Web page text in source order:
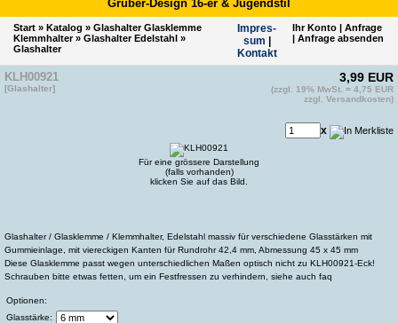
Gruber-Design 16-er & Jugendstil
Start » Katalog » Glashalter Glasklemme
Klemmhalter» Glashalter Edelstahl »
Glashalter
Impres­
sum
Kontakt
Ihr Konto| Anfrage
| Anfrage absenden
KLH00921
[Glashalter]
3,99 EUR
(zzgl. 19% MwSt. = 4,75 EUR
zzgl. Versandkosten)
x
Für eine grössere Darstellung
(falls vorhanden)
klicken Sie auf das Bild.
Glashalter / Glasklemme / Klemmhalter, Edelstahl massiv für verschiedene Glasstärken mit
Gummieinlage, mit viereckigen Kanten für Rundrohr 42,4 mm, Abmessung 45 x 45 mm
Diese Glasklemme passt wegen unterschiedlichen Maßen optisch nicht zu KLH00921-Eck!
Schrauben bitte etwas fetten, um ein Festfressen zu verhindern, siehe auch faq
Optionen:
Glasstärke: